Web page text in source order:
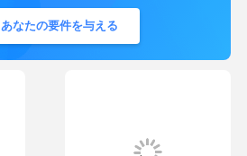
あなたの要件を与える